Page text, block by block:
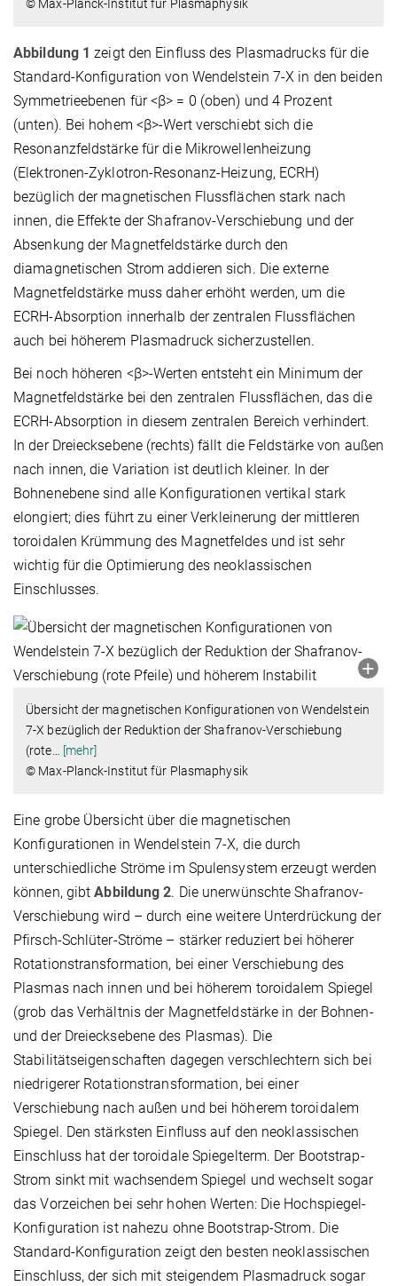
© Max-Planck-Institut für Plasmaphysik
Abbildung 1 zeigt den Einfluss des Plasmadrucks für die
Standard-Konfiguration von Wendelstein 7-X in den beiden
Symmetrieebenen für <β> = 0 (oben) und 4 Prozent
(unten). Bei hohem <β>-Wert verschiebt sich die
Resonanzfeldstärke für die Mikrowellenheizung
(Elektronen-Zyklotron-Resonanz-Heizung, ECRH)
bezüglich der magnetischen Flussflächen stark nach
innen, die Effekte der Shafranov-Verschiebung und der
Absenkung der Magnetfeldstärke durch den
diamagnetischen Strom addieren sich. Die externe
Magnetfeldstärke muss daher erhöht werden, um die
ECRH-Absorption innerhalb der zentralen Flussflächen
auch bei höherem Plasmadruck sicherzustellen.
Bei noch höheren <β>-Werten entsteht ein Minimum der
Magnetfeldstärke bei den zentralen Flussflächen, das die
ECRH-Absorption in diesem zentralen Bereich verhindert.
In der Dreiecksebene (rechts) fällt die Feldstärke von außen
nach innen, die Variation ist deutlich kleiner. In der
Bohnenebene sind alle Konfigurationen vertikal stark
elongiert; dies führt zu einer Verkleinerung der mittleren
toroidalen Krümmung des Magnetfeldes und ist sehr
wichtig für die Optimierung des neoklassischen
Einschlusses.
Übersicht der magnetischen Konfigurationen von Wendelstein
7-X bezüglich der Reduktion der Shafranov-Verschiebung
(rote… [mehr]
© Max-Planck-Institut für Plasmaphysik
Eine grobe Übersicht über die magnetischen
Konfigurationen in Wendelstein 7-X, die durch
unterschiedliche Ströme im Spulensystem erzeugt werden
können, gibtAbbildung 2. Die unerwünschte Shafranov-
Verschiebung wird – durch eine weitere Unterdrückung der
Pfirsch-Schlüter-Ströme – stärker reduziert bei höherer
Rotationstransformation, bei einer Verschiebung des
Plasmas nach innen und bei höherem toroidalem Spiegel
(grob das Verhältnis der Magnetfeldstärke in der Bohnen-
und der Dreiecksebene des Plasmas). Die
Stabilitätseigenschaften dagegen verschlechtern sich bei
niedrigerer Rotationstransformation, bei einer
Verschiebung nach außen und bei höherem toroidalem
Spiegel. Den stärksten Einfluss auf den neoklassischen
Einschluss hat der toroidale Spiegelterm. Der Bootstrap-
Strom sinkt mit wachsendem Spiegel und wechselt sogar
das Vorzeichen bei sehr hohen Werten: Die Hochspiegel-
Konfiguration ist nahezu ohne Bootstrap-Strom. Die
Standard-Konfiguration zeigt den besten neoklassischen
Einschluss, der sich mit steigendem Plasmadruck sogar